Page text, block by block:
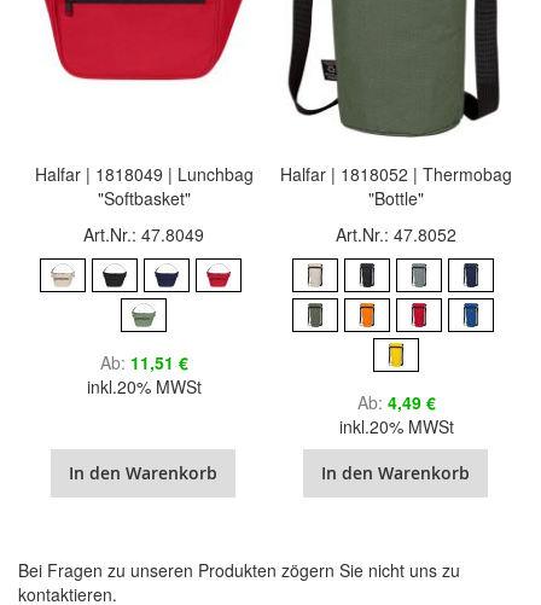
Halfar | 1818049 | Lunchbag
"Softbasket"
Art.Nr.: 47.8049
Ab 11,51 €
inkl.20% MWSt
In den Warenkorb
Halfar | 1818052 | Thermobag
"Bottle"
Art.Nr.: 47.8052
Ab 4,49 €
inkl.20% MWSt
In den Warenkorb
Bei Fragen zu unseren Produkten zögern Sie nicht uns zu
kontaktieren.